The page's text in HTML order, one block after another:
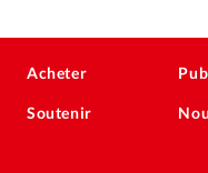
Acheter
Soutenir